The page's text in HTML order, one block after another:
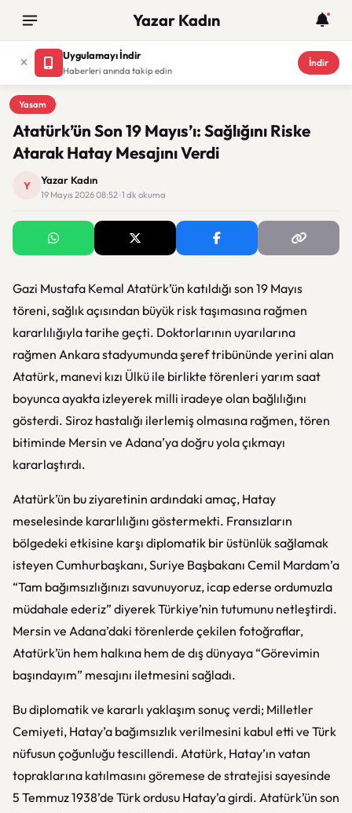
Yazar Kadın
Uygulamayı İndir
Haberleri anında takip edin
İndir
Yasam
Yasam
Atatürk’ün Son 19 Mayıs’ı: Sağlığını Riske
Atarak Hatay Mesajını Verdi
Y Yazar Kadın
19 Mayıs 2026 08:52 · 1 dk okuma
Gazi Mustafa Kemal Atatürk’ün katıldığı son 19 Mayıs
töreni, sağlık açısından büyük risk taşımasına rağmen
kararlılığıyla tarihe geçti. Doktorlarının uyarılarına
rağmen Ankara stadyumunda şeref tribününde yerini alan
Atatürk, manevi kızı Ülkü ile birlikte törenleri yarım saat
boyunca ayakta izleyerek milli iradeye olan bağlılığını
gösterdi. Siroz hastalığı ilerlemiş olmasına rağmen, tören
bitiminde Mersin ve Adana’ya doğru yola çıkmayı
kararlaştırdı.
Atatürk’ün bu ziyaretinin ardındaki amaç, Hatay
meselesinde kararlılığını göstermekti. Fransızların
bölgedeki etkisine karşı diplomatik bir üstünlük sağlamak
isteyen Cumhurbaşkanı, Suriye Başbakanı Cemil Mardam’a
“Tam bağımsızlığınızı savunuyoruz, icap ederse ordumuzla
müdahale ederiz” diyerek Türkiye’nin tutumunu netleştirdi.
Mersin ve Adana’daki törenlerde çekilen fotoğraflar,
Atatürk’ün hem halkına hem de dış dünyaya “Görevimin
başındayım” mesajını iletmesini sağladı.
Bu diplomatik ve kararlı yaklaşım sonuç verdi; Milletler
Cemiyeti, Hatay’a bağımsızlık verilmesini kabul etti ve Türk
nüfusun çoğunluğu tescillendi. Atatürk, Hatay’ın vatan
topraklarına katılmasını göremese de stratejisi sayesinde
5 Temmuz 1938’de Türk ordusu Hatay’a girdi. Atatürk’ün son